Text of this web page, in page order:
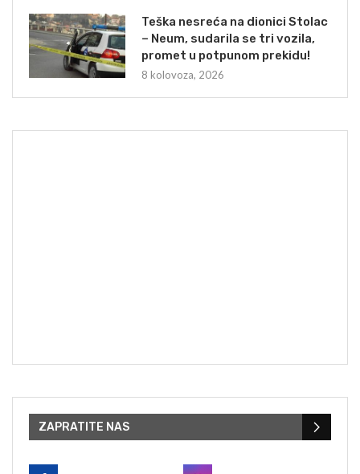
Teška nesreća na dionici Stolac
– Neum, sudarila se tri vozila,
promet u potpunom prekidu!
8 kolovoza, 2026
ZAPRATITE NAS